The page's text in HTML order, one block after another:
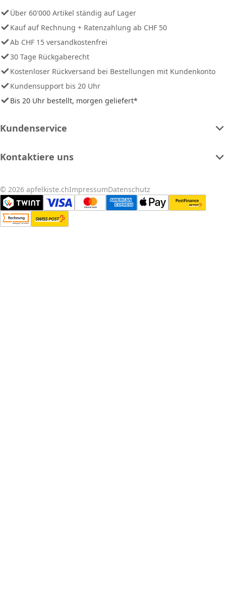
Über 60'000 Artikel ständig auf Lager
Kauf auf Rechnung + Ratenzahlung ab CHF 50
Ab CHF 15 versandkostenfrei
30 Tage Rückgaberecht
Kostenloser Rückversand bei Bestellungen mit Kundenkonto
Kundensupport bis 20 Uhr
Bis 20 Uhr bestellt, morgen geliefert*
Kundenservice
Kontaktiere uns
© 2026 apfelkiste.chImpressumDatenschutz